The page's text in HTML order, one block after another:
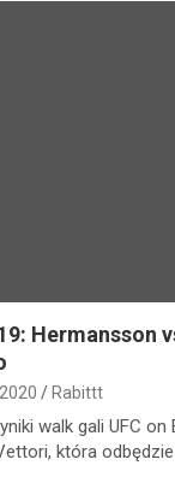
Hermansson
Rabittt
walk gali UFC on
która